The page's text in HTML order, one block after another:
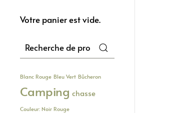
Votre panier est vide.
Recherche
pour :
Blanc Rouge Bleu Vert Bûcheron
Camping chasse
Couleur: Noir Rouge